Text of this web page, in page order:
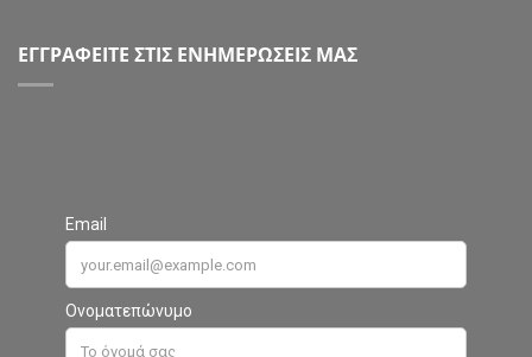
ΕΓΓΡΑΦΕΙΤΕ ΣΤΙΣ ΕΝΗΜΕΡΩΣΕΙΣ ΜΑΣ